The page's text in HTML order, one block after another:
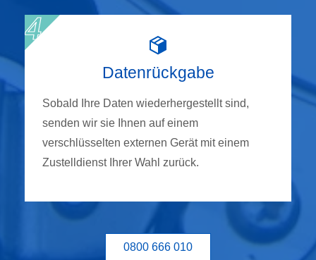
Datenrückgabe
Sobald Ihre Daten wiederhergestellt sind,
senden wir sie Ihnen auf einem
verschlüsselten externen Gerät mit einem
Zustelldienst Ihrer Wahl zurück.
0800 666 010